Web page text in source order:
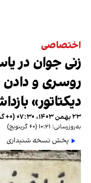
اختصاصی
زنی جوان در
روسری و
دیکتاتور»
۲۳ بهمن ۱۴۰۳، ۰۷:۳۰ (‎+۰ گرینویچ)
به‌روزرسانی: ۱۰:۲۱ (‎+۰ گرینویچ)
پخش نسخه شنیداری